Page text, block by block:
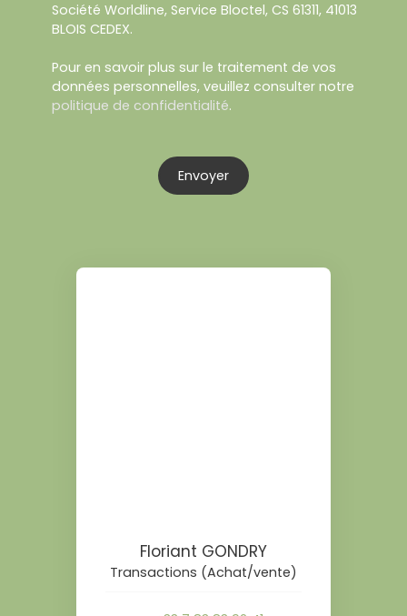
Société Worldline, Service Bloctel, CS 61311, 41013
BLOIS CEDEX.
Pour en savoir plus sur le traitement de vos
données personnelles, veuillez consulter notre
politique de confidentialité.
Envoyer
Floriant GONDRY
Transactions (Achat/vente)